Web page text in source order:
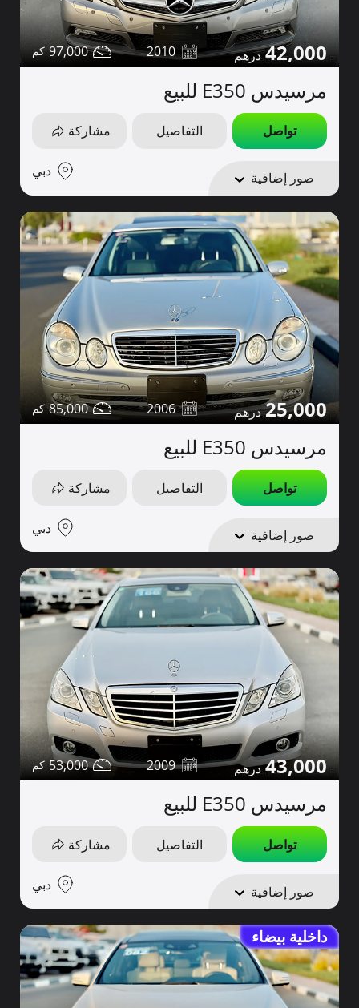
42,000
2010
97,000
مرسيدس E350 للبيع
تواصل التفاصيل مشاركة
صور إضافية دبي
25,000
2006
85,000
مرسيدس E350 للبيع
تواصل التفاصيل مشاركة
صور إضافية دبي
43,000
2009
53,000
مرسيدس E350 للبيع
تواصل التفاصيل مشاركة
صور إضافية دبي
داخلية بيضاء